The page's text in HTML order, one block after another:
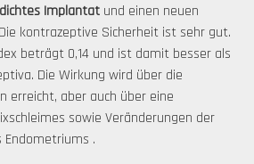
Implantat und einen neuen
kontrazeptive Sicherheit ist sehr gut.
beträgt 0,14 und ist damit besser als
Die Wirkung wird über die
erreicht, aber auch über eine
sowie Veränderungen der
.